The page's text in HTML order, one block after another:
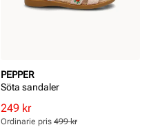
PEPPER
Söta sandaler
Rabatterat
pris
249 kr
Ordinarie
pris
Ordinarie pris 499 kr